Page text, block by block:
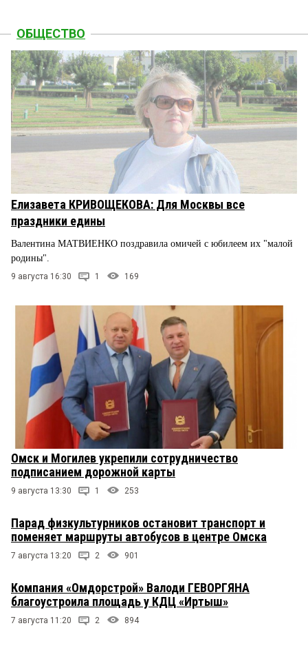
ОБЩЕСТВО
Елизавета КРИВОЩЕКОВА: Для Москвы все
праздники едины
Валентина МАТВИЕНКО поздравила омичей с юбилеем их "малой
родины".
9 августа 16:30 1 169
Омск и Могилев укрепили сотрудничество
подписанием дорожной карты
9 августа 13:30 1 253
Парад физкультурников остановит транспорт и
поменяет маршруты автобусов в центре Омска
7 августа 13:20 2 901
Компания «Омдорстрой» Валоди ГЕВОРГЯНА
благоустроила площадь у КДЦ «Иртыш»
7 августа 11:20 2 894